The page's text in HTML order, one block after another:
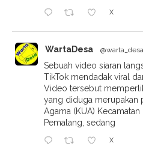
X
WartaDesa @warta_desa
Sebuah video siaran
TikTok mendadak viral
Video tersebut
yang diduga merupakan
Agama (KUA)
Pemalang, sedang
X